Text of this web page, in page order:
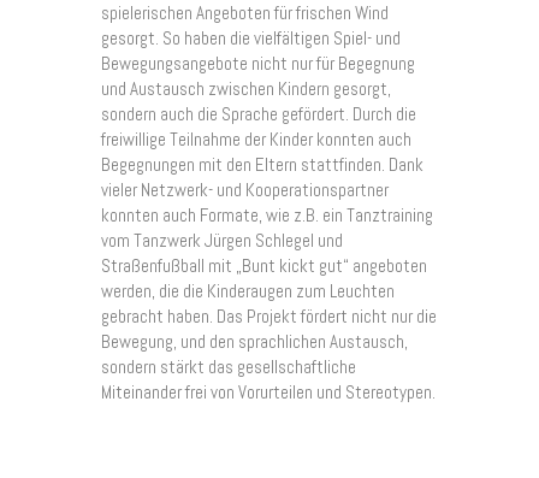
spielerischen Angeboten für frischen Wind
gesorgt. So haben die vielfältigen Spiel- und
Bewegungsangebote nicht nur für Begegnung
und Austausch zwischen Kindern gesorgt,
sondern auch die Sprache gefördert. Durch die
freiwillige Teilnahme der Kinder konnten auch
Begegnungen mit den Eltern stattfinden. Dank
vieler Netzwerk- und Kooperationspartner
konnten auch Formate, wie z.B. ein Tanztraining
vom Tanzwerk Jürgen Schlegel und
Straßenfußball mit „Bunt kickt gut“ angeboten
werden, die die Kinderaugen zum Leuchten
gebracht haben. Das Projekt fördert nicht nur die
Bewegung, und den sprachlichen Austausch,
sondern stärkt das gesellschaftliche
Miteinander frei von Vorurteilen und Stereotypen.